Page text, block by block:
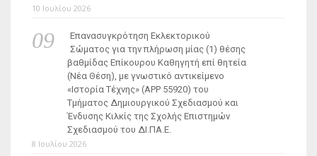
10 Ιουλίου 2026
Επανασυγκρότηση Εκλεκτορικού
Σώματος για την πλήρωση μίας (1) θέσης
βαθμίδας Επίκουρου Καθηγητή επί θητεία
(Νέα Θέση), με γνωστικό αντικείμενο
«Ιστορία Τέχνης» (ΑΡΡ 55920) του
Τμήματος Δημιουργικού Σχεδιασμού και
Ένδυσης Κιλκίς της Σχολής Επιστημών
Σχεδιασμού του ΔΙ.ΠΑ.Ε.
8 Ιουλίου 2026